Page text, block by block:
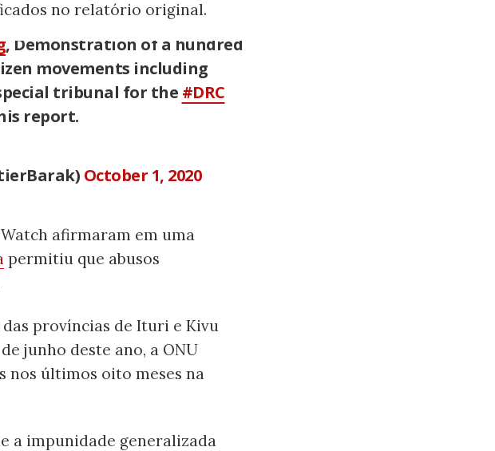
no relatório original.
, Demonstration of a hundred
movements including
tribunal for the #DRC
report.
October 1, 2020
afirmaram em uma
permitiu que abusos
províncias de Ituri e Kivu
junho deste ano, a ONU
nos últimos oito meses na
a impunidade generalizada